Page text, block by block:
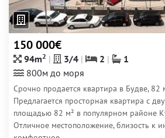
150 000€
94m2 3/4 2
1
800м до моря
Срочно продается квартира в Будве,
Предлагается просторная квартира с
площадью 82 м² в популярном районе
Отличное местоположение, близость к